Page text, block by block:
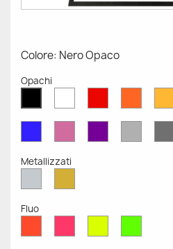
Colore: Nero Opaco
Opachi
Opaco OpacoOpacoOpaco
OpacoOpacoOpacoChiaro
Metallizzati
MetallizzatoMetallizzato
Fluo
Fluo
Fluo
Fluo
Fluo